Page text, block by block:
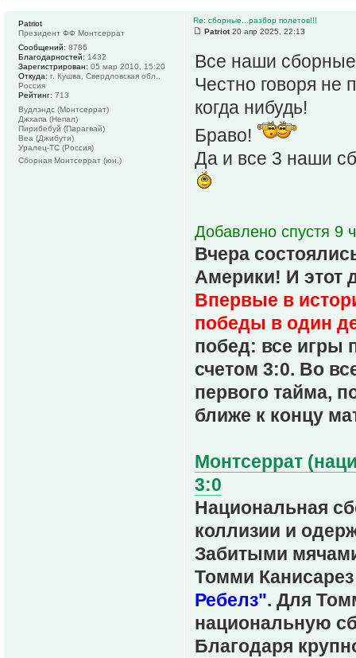
Re: сборные...разбор полетов!!!
Patriot20 апр 2025, 22:13
Все наши
Честно говоря не
когда нибудь!
Браво!
Да и все 3 наши
Добавлено спустя 9
Вчера
Америки! И этот
Впервые в
победы в один
побед: все игры
счетом 3:0. Во
первого тайма,
ближе к концу
Монтсеррат
3:0
Национальная
коллизии и
Забитыми
Томми
Ребелз". Для
национальную
Благодаря
Patriot
Президент ФФ Монтсеррат
Сообщений: 8786
Благодарностей: 1432
Зарегистрирован: 05 мар 2010, 15:20
Откуда: г. Кушва, Свердловская обл.,
Россия
Рейтинг: 713
Вудлэндс (Монтсеррат)
Джхапа (Непал)
Пирибебуй (Парагвай)
Веа (Джибути)
Уралец-ТС (Россия)
Сборная Монтсеррат (юн.)